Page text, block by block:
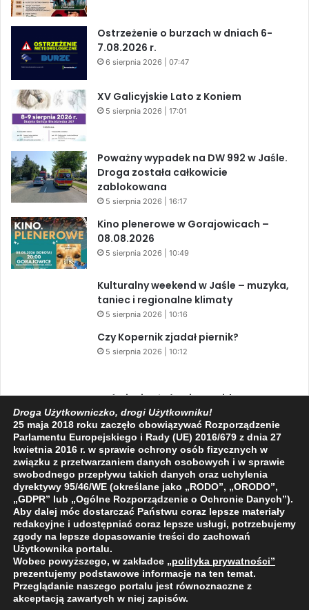
Ostrzeżenie o burzach w dniach 6-
7.08.2026 r.
6 sierpnia 2026 | 07:47
XV Galicyjskie Lato z Koniem
5 sierpnia 2026 | 17:01
Poważny wypadek na DW 992 w Jaśle.
Droga została całkowicie
zablokowana
5 sierpnia 2026 | 16:17
Kino plenerowe w Gorajowicach –
08.08.2026
5 sierpnia 2026 | 10:49
Kulturalny weekend w Jaśle – muzyka,
taniec i regionalne klimaty
5 sierpnia 2026 | 10:16
Czy Kopernik zjadał piernik?
5 sierpnia 2026 | 10:12
Zaćmienie Słońca i Perseidy. Dwa
niesamowite zjawiska astronomiczne
w ciągu jednego dnia!
3 sierpnia 2026 | 15:39
Facebook
X YouTube
2009 - 2026 © Wszelkie prawa zastrzeżone
O NAS
REDAKCJA POLITYKA PRYWATNOŚCI
Droga Użytkowniczko, drogi Użytkowniku!
25 maja 2018 roku zaczęło obowiązywać Rozporządzenie
Parlamentu Europejskiego i Rady (UE) 2016/679 z dnia 27
kwietnia 2016 r. w sprawie ochrony osób fizycznych w
związku z przetwarzaniem danych osobowych i w sprawie
swobodnego przepływu takich danych oraz uchylenia
dyrektywy 95/46/WE (określane jako „RODO”, „ORODO”,
„GDPR” lub „Ogólne Rozporządzenie o Ochronie Danych”).
Aby dalej móc dostarczać Państwu coraz lepsze materiały
redakcyjne i udostępniać coraz lepsze usługi, potrzebujemy
zgody na lepsze dopasowanie treści do zachowań
Użytkownika portalu.
Wobec powyższego, w zakładce „polityka prywatności”
prezentujemy podstawowe informacje na ten temat.
Przeglądanie naszego portalu jest równoznaczne z
akceptacją zawartych w niej zapisów.